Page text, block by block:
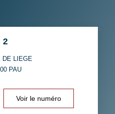
2
DE LIEGE
PAU
Voir le numéro